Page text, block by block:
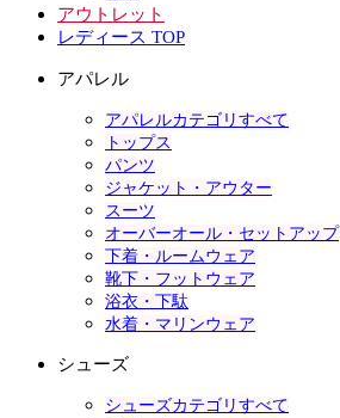
アウトレット
レディース TOP
アパレル
アパレルカテゴリすべて
トップス
パンツ
ジャケット・アウター
スーツ
オーバーオール・セットアップ
下着・ルームウェア
靴下・フットウェア
浴衣・下駄
水着・マリンウェア
シューズ
シューズカテゴリすべて